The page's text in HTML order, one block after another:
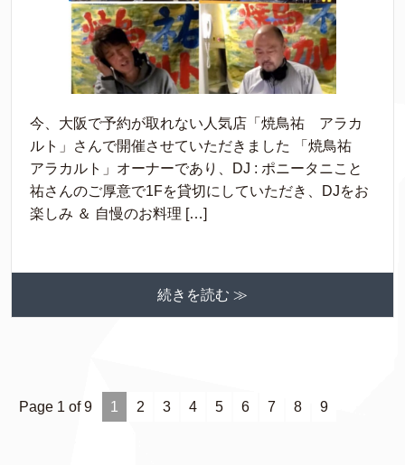
今、大阪で予約が取れない人気店「焼鳥祐 アラカ
ルト」さんで開催させていただきました 「焼鳥祐
アラカルト」オーナーであり、DJ : ポニータニこと
祐さんのご厚意で1Fを貸切にしていただき、DJをお
楽しみ ＆ 自慢のお料理 […]
続きを読む ≫
Page 1 of 9 1 2 3 4 5 6 7 8 9